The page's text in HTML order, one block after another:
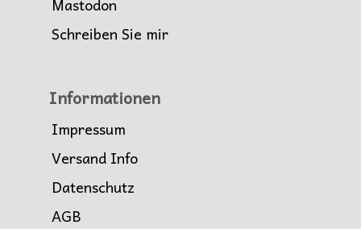
Schreiben Sie mir
Informationen
Impressum
Versand Info
Datenschutz
AGB